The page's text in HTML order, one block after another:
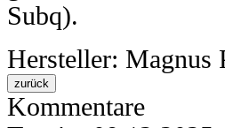
Subq).
Hersteller: Magnus
Kommentare